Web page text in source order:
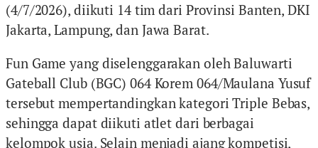
(4/7/2026), diikuti 14 tim dari Provinsi Banten, DKI
Jakarta, Lampung, dan Jawa Barat.
Fun Game yang diselenggarakan oleh Baluwarti
Gateball Club (BGC) 064 Korem 064/Maulana Yusuf
tersebut mempertandingkan kategori Triple Bebas,
sehingga dapat diikuti atlet dari berbagai
kelompok usia. Selain menjadi ajang kompetisi,